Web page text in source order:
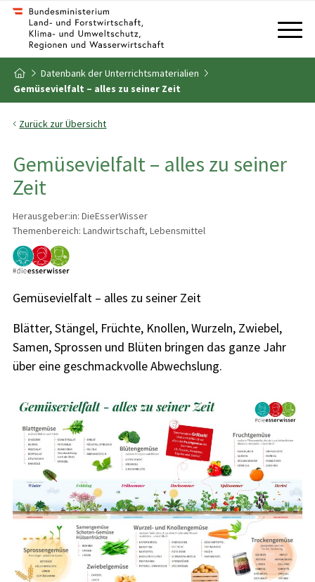
Zum Inhalt
Zum Inhaltsverzeichnis
Zur Startseite
Datenbank der Unterrichtsmaterialien
Gemüsevielfalt – alles zu seiner Zeit
Zurück zur Übersicht
Gemüsevielfalt – alles zu seiner
Zeit
Herausgeber:in: DieEsserWisser
Themenbereich: Landwirtschaft, Lebensmittel
Gemüsevielfalt – alles zu seiner Zeit
Blätter, Stängel, Früchte, Knollen, Wurzeln, Zwiebel,
Samen, Sprossen und Blüten bringen das ganze Jahr
über eine geschmackvolle Abwechslung.